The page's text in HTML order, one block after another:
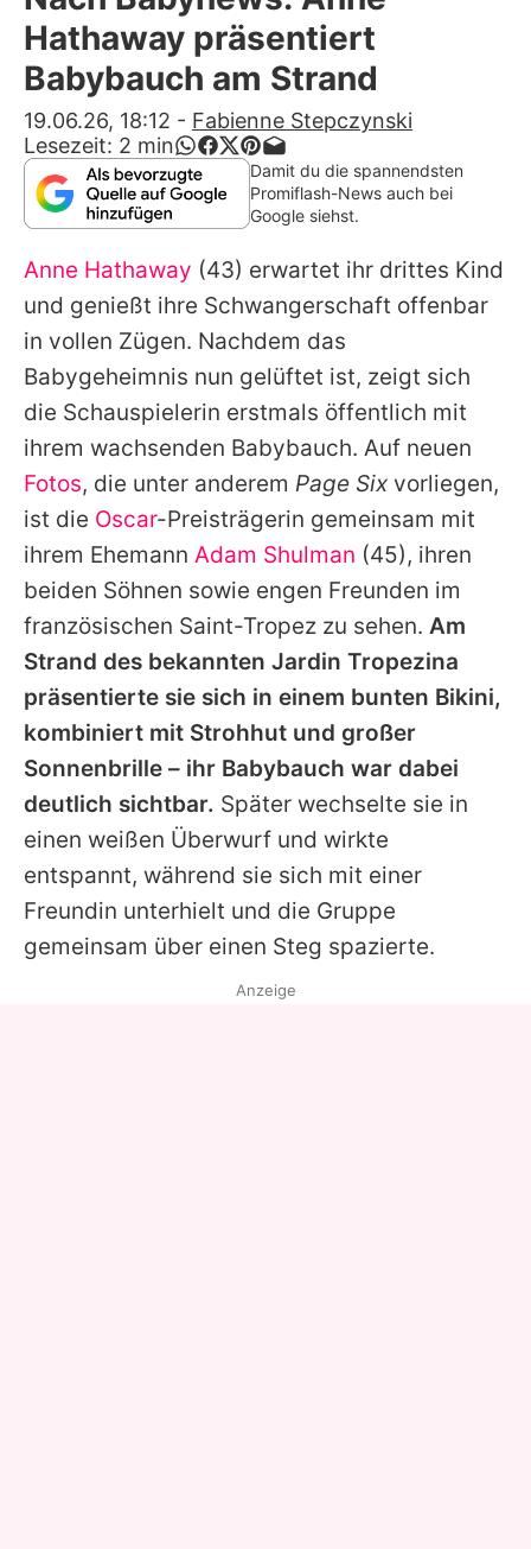
Alle Themen auf Promiflash
Jobs
App runterladen
Team
Redaktionelle Richtlinien
Impressum
Datenschutzerklärung
Nutzungsbedingungen
Utiq verwalten
Hathaway präsentiert
Babybauch am Strand
19.06.26, 18:12 - Fabienne Stepczynski
Lesezeit: 2 min
Damit du die spannendsten
Promiflash-News auch bei
Google siehst.
Anne Hathaway (43) erwartet ihr drittes Kind
und genießt ihre Schwangerschaft offenbar
in vollen Zügen. Nachdem das
Babygeheimnis nun gelüftet ist, zeigt sich
die Schauspielerin erstmals öffentlich mit
ihrem wachsenden Babybauch. Auf neuen
Fotos, die unter anderem Page Six vorliegen,
ist die Oscar-Preisträgerin gemeinsam mit
ihrem Ehemann Adam Shulman (45), ihren
beiden Söhnen sowie engen Freunden im
französischen Saint-Tropez zu sehen. Am
Strand des bekannten Jardin Tropezina
präsentierte sie sich in einem bunten Bikini,
kombiniert mit Strohhut und großer
Sonnenbrille – ihr Babybauch war dabei
deutlich sichtbar. Später wechselte sie in
einen weißen Überwurf und wirkte
entspannt, während sie sich mit einer
Freundin unterhielt und die Gruppe
gemeinsam über einen Steg spazierte.
Anzeige